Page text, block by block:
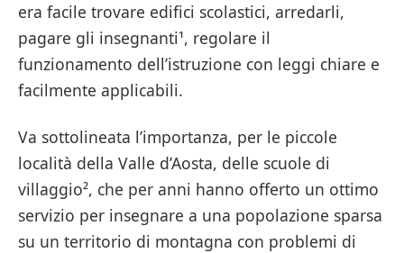
era facile trovare edifici scolastici, arredarli,
pagare gli insegnanti¹, regolare il
funzionamento dell’istruzione con leggi chiare e
facilmente applicabili.
Va sottolineata l’importanza, per le piccole
località della Valle d’Aosta, delle scuole di
villaggio², che per anni hanno offerto un ottimo
servizio per insegnare a una popolazione sparsa
su un territorio di montagna con problemi di